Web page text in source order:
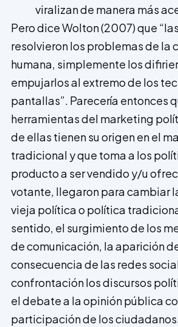
viralizan de manera más
Pero dice Wolton (2007) que
resolvieron los problemas de la
humana, simplemente los
empujarlos al extremo de los
pantallas”. Parecería entonces
herramientas del marketing
de ellas tienen su origen en el
tradicional y que toma a los
producto a ser vendido y/u
votante, llegaron para cambiar
vieja política o política
sentido, el surgimiento de los
de comunicación, la aparición
consecuencia de las redes
confrontación los discursos
el debate a la opinión pública
participación de los